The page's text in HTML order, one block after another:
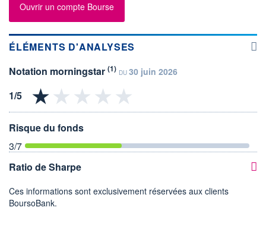
Ouvrir un compte Bourse
ÉLÉMENTS D'ANALYSES
Notation morningstar (1) DU 30 juin 2026
Risque du fonds
3/7
Ratio de Sharpe
Ces informations sont exclusivement réservées aux clients
BoursoBank.